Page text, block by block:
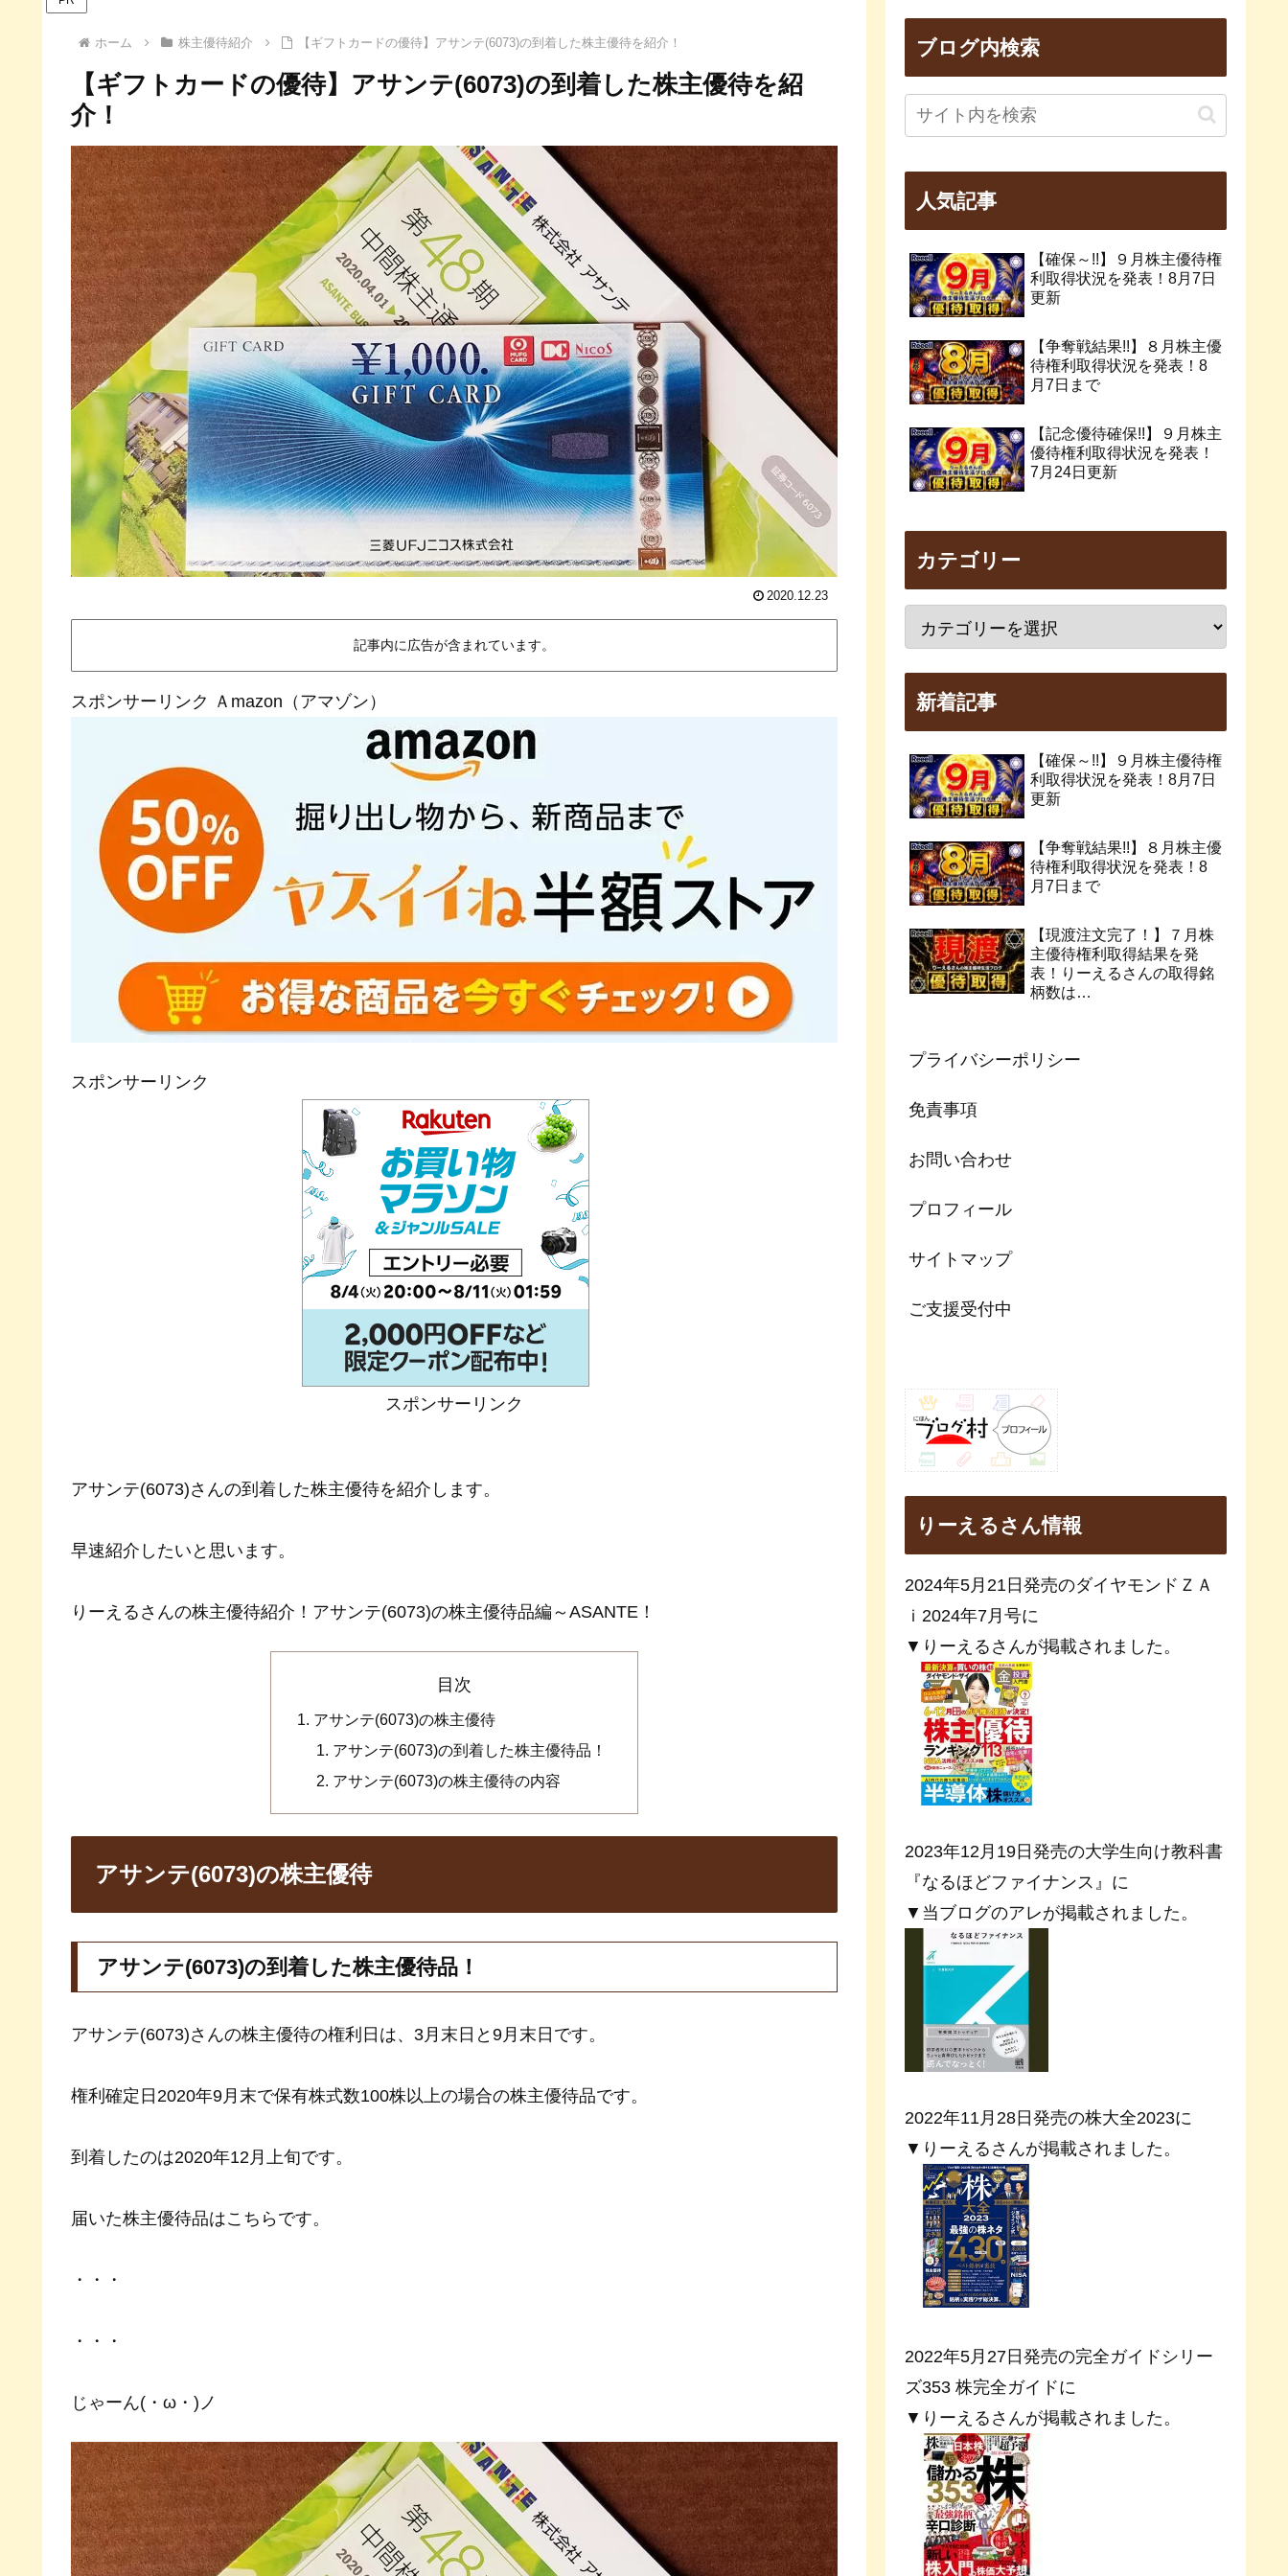
ホーム 株主優待紹介 【ギフトカードの優待】アサンテ(6073)の到着した株主優待を紹介！
【ギフトカードの優待】アサンテ(6073)の到着した株主優待を紹
介！
2020.12.23
記事内に広告が含まれています。
スポンサーリンク Ａmazon（アマゾン）
スポンサーリンク
スポンサーリンク
アサンテ(6073)さんの到着した株主優待を紹介します。
早速紹介したいと思います。
りーえるさんの株主優待紹介！アサンテ(6073)の株主優待品編～ASANTE！
目次
アサンテ(6073)の株主優待
アサンテ(6073)の到着した株主優待品！
アサンテ(6073)の株主優待の内容
アサンテ(6073)の株主優待
アサンテ(6073)の到着した株主優待品！
アサンテ(6073)さんの株主優待の権利日は、3月末日と9月末日です。
権利確定日2020年9月末で保有株式数100株以上の場合の株主優待品です。
到着したのは2020年12月上旬です。
届いた株主優待品はこちらです。
・・・
・・・
じゃーん(・ω・)ノ
ブログ内検索
人気記事
【確保～!!】９月株主優待権
利取得状況を発表！8月7日
更新
【争奪戦結果!!】８月株主優
待権利取得状況を発表！8
月7日まで
【記念優待確保!!】９月株主
優待権利取得状況を発表！
7月24日更新
カテゴリー
新着記事
【確保～!!】９月株主優待権
利取得状況を発表！8月7日
更新
【争奪戦結果!!】８月株主優
待権利取得状況を発表！8
月7日まで
【現渡注文完了！】７月株
主優待権利取得結果を発
表！りーえるさんの取得銘
柄数は…
プライバシーポリシー
免責事項
お問い合わせ
プロフィール
サイトマップ
ご支援受付中
りーえるさん情報
2024年5月21日発売のダイヤモンドＺＡ
ｉ2024年7月号に
▼りーえるさんが掲載されました。
2023年12月19日発売の大学生向け教科書
『なるほどファイナンス』に
▼当ブログのアレが掲載されました。
2022年11月28日発売の株大全2023に
▼りーえるさんが掲載されました。
2022年5月27日発売の完全ガイドシリー
ズ353 株完全ガイドに
▼りーえるさんが掲載されました。